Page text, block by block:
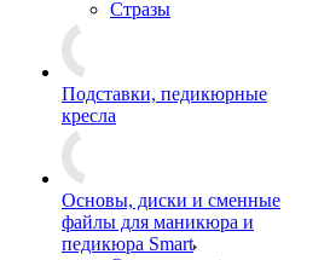
Стразы
Подставки, педикюрные
кресла
Основы, диски и сменные
файлы для маникюра и
педикюра Smart